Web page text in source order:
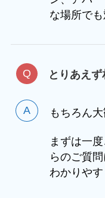
な場所でも
とりあえ
もちろん
まずは一
らのご質
わかりやす